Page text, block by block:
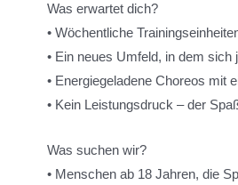
Was erwartet dich?
• Wöchentliche
• Ein neues Umfeld, in dem
• Energiegeladene Choreos mit
• Kein Leistungsdruck – der
Was suchen wir?
• Menschen ab 18 Jahren, die